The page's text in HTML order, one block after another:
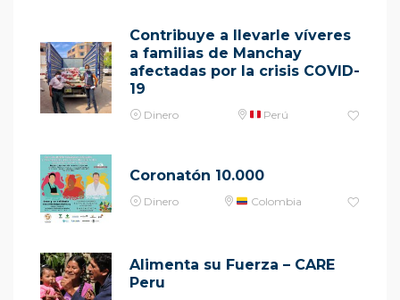
Contribuye a llevarle víveres
a familias de Manchay
afectadas por la crisis COVID-
19
Dinero Perú
Coronatón 10.000
Dinero Colombia
Alimenta su Fuerza – CARE
Peru